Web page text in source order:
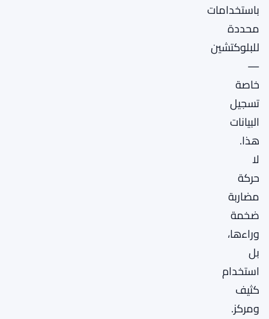
باستخدامات
محددة
للبلوكتشين
—
خاصة
تسجيل
البيانات
هذا.
لا
حركة
مضاربة
ضخمة
وراءها،
بل
استخدام
كثيف
ومركز.